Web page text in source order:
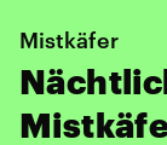
Mistkäfer